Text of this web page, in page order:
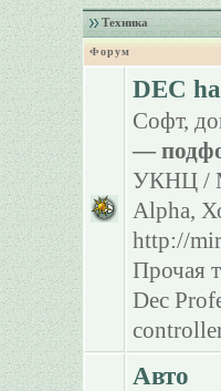
Техника
Форум
DEC
Софт,
—
УКНЦ /
Alpha,
http://
Прочая
Dec
Авто